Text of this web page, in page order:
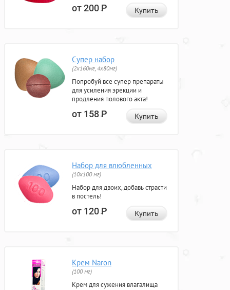
от 200Р Купить
Супер набор
(2х160мг, 4х80мг)
Попробуй все супер препараты
для усиления эрекции и
продления полового акта!
от 158Р Купить
Набор для влюбленных
(10х100 мг)
Набор для двоих, добавь страсти
в постель!
от 120Р Купить
Крем Naron
(100 мг)
Крем для сужения влагалища